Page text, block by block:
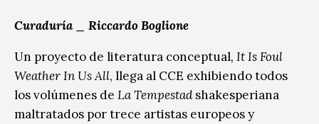
Sin categoría
Curaduría _ Riccardo Boglione
Un proyecto de literatura conceptual, It Is Foul
Weather In Us All, llega al CCE exhibiendo todos
los volúmenes de La Tempestadshakesperiana
maltratados por trece artistas europeos y